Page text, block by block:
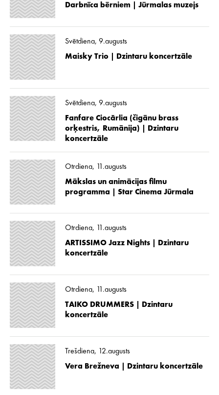
Darbnīca bērniem | Jūrmalas muzejs
Svētdiena, 9.augusts
Maisky Trio | Dzintaru koncertzāle
Svētdiena, 9.augusts
Fanfare Ciocărlia (čigānu brass
orķestris, Rumānija) | Dzintaru
koncertzāle
Otrdiena, 11.augusts
Mākslas un animācijas filmu
programma | Star Cinema Jūrmala
Otrdiena, 11.augusts
ARTISSIMO Jazz Nights | Dzintaru
koncertzāle
Otrdiena, 11.augusts
TAIKO DRUMMERS | Dzintaru
koncertzāle
Trešdiena, 12.augusts
Vera Brežneva | Dzintaru koncertzāle